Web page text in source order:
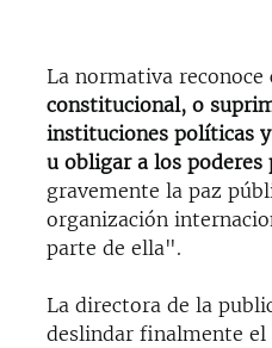
La normativa
constitucional, o
instituciones políticas y
u obligar a los poderes
gravemente la paz
organización
parte de ella".
La directora de la
deslindar finalmente el